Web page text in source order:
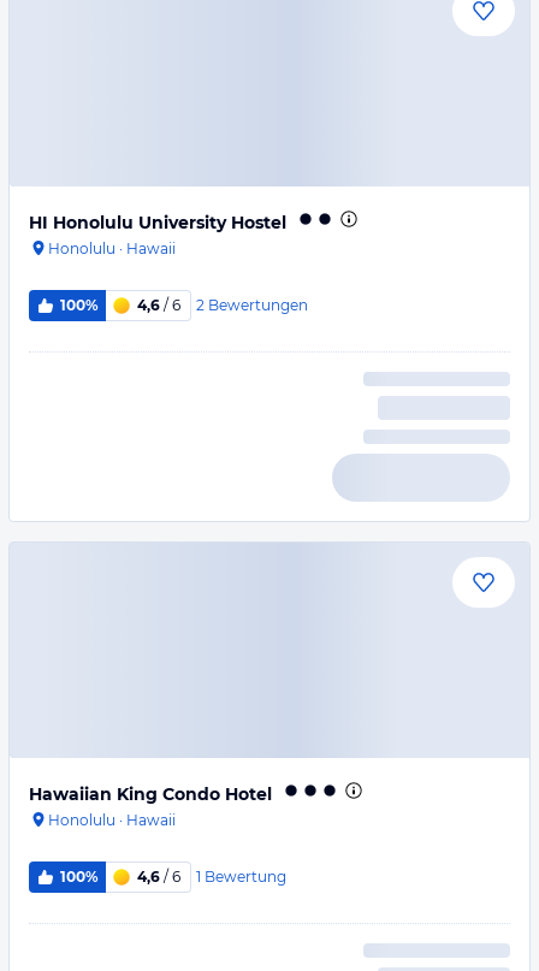
HI Honolulu University Hostel
Honolulu · Hawaii
100% 4,6 / 6 2 Bewertungen
Hawaiian King Condo Hotel
Honolulu · Hawaii
100% 4,6 / 6 1 Bewertung